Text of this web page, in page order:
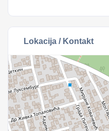
Lokacija / Kontakt